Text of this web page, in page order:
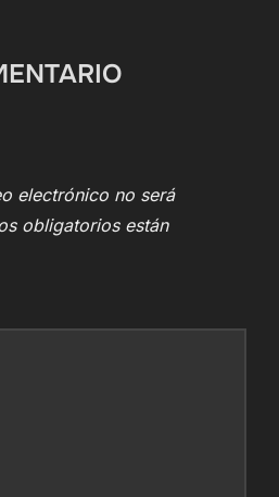
electrónico no será
obligatorios están